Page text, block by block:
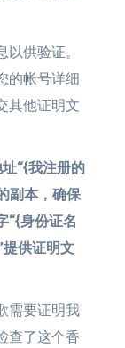
供验证。
的帐号详细
其他证明文
“{我注册的
副本，确保
“{身份证名
提供证明文
需要证明我
查了这个香